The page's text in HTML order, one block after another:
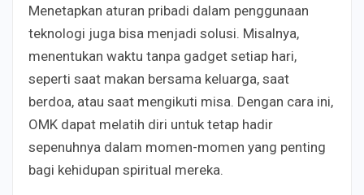
Menetapkan aturan pribadi dalam penggunaan
teknologi juga bisa menjadi solusi. Misalnya,
menentukan waktu tanpa gadget setiap hari,
seperti saat makan bersama keluarga, saat
berdoa, atau saat mengikuti misa. Dengan cara ini,
OMK dapat melatih diri untuk tetap hadir
sepenuhnya dalam momen-momen yang penting
bagi kehidupan spiritual mereka.